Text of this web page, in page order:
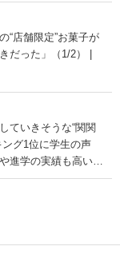
“店舗限定”お菓子が
だった」（1/2） |
ていきそうな“関関
グ1位に学生の声
進学の実績も高い」